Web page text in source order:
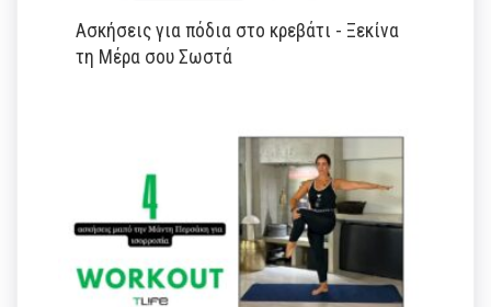
Ασκήσεις για πόδια στο κρεβάτι - Ξεκίνα
τη Μέρα σου Σωστά